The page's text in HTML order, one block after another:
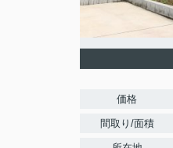
価格
間取り/面積